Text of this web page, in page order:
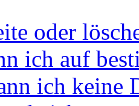
oder
ich auf
ich keine